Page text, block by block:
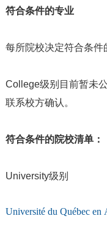
符合条件的专业
每所院校决定符合条件
College级别目前暂未
联系校方确认。
符合条件的院校清单：
University级别
Université du Québec en